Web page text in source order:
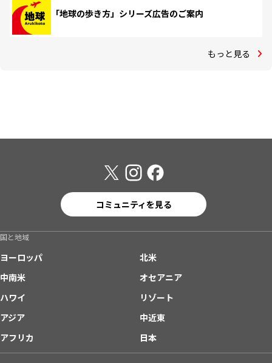
「地球の歩き方」シリーズ広告のご案内
もっと見る
コミュニティを見る
国と地域
ヨーロッパ
北米
中南米
オセアニア
ハワイ
リゾート
アジア
中近東
アフリカ
日本